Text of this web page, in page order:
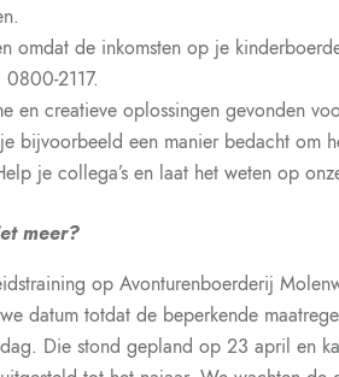
omdat de inkomsten op je
2117.
en creatieve oplossingen gevonden
bijvoorbeeld een manier bedacht om
je collega’s en laat het weten op
meer?
op Avonturenboerderij
datum totdat de beperkende
Die stond gepland op 23 april en